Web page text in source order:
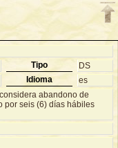
Tipo
DS
Idioma es
abandono de
por seis (6) días hábiles